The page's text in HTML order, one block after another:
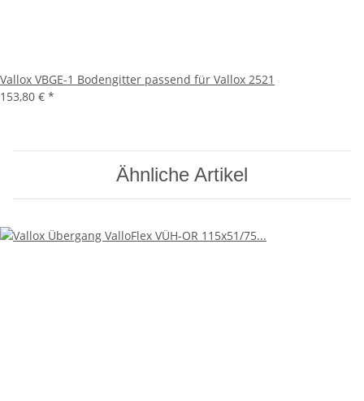
Vallox VBGE-1 Bodengitter passend für Vallox 2521
153,80 € *
Ähnliche Artikel